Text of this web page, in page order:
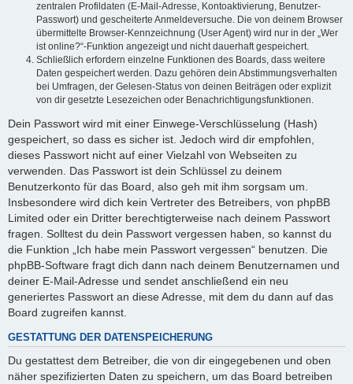
zentralen Profildaten (E-Mail-Adresse, Kontoaktivierung, Benutzer-
Passwort) und gescheiterte Anmeldeversuche. Die von deinem Browser
übermittelte Browser-Kennzeichnung (User Agent) wird nur in der „Wer
ist online?“-Funktion angezeigt und nicht dauerhaft gespeichert.
Schließlich erfordern einzelne Funktionen des Boards, dass weitere
Daten gespeichert werden. Dazu gehören dein Abstimmungsverhalten
bei Umfragen, der Gelesen-Status von deinen Beiträgen oder explizit
von dir gesetzte Lesezeichen oder Benachrichtigungsfunktionen.
Dein Passwort wird mit einer Einwege-Verschlüsselung (Hash)
gespeichert, so dass es sicher ist. Jedoch wird dir empfohlen,
dieses Passwort nicht auf einer Vielzahl von Webseiten zu
verwenden. Das Passwort ist dein Schlüssel zu deinem
Benutzerkonto für das Board, also geh mit ihm sorgsam um.
Insbesondere wird dich kein Vertreter des Betreibers, von phpBB
Limited oder ein Dritter berechtigterweise nach deinem Passwort
fragen. Solltest du dein Passwort vergessen haben, so kannst du
die Funktion „Ich habe mein Passwort vergessen“ benutzen. Die
phpBB-Software fragt dich dann nach deinem Benutzernamen und
deiner E-Mail-Adresse und sendet anschließend ein neu
generiertes Passwort an diese Adresse, mit dem du dann auf das
Board zugreifen kannst.
GESTATTUNG DER DATENSPEICHERUNG
Du gestattest dem Betreiber, die von dir eingegebenen und oben
näher spezifizierten Daten zu speichern, um das Board betreiben